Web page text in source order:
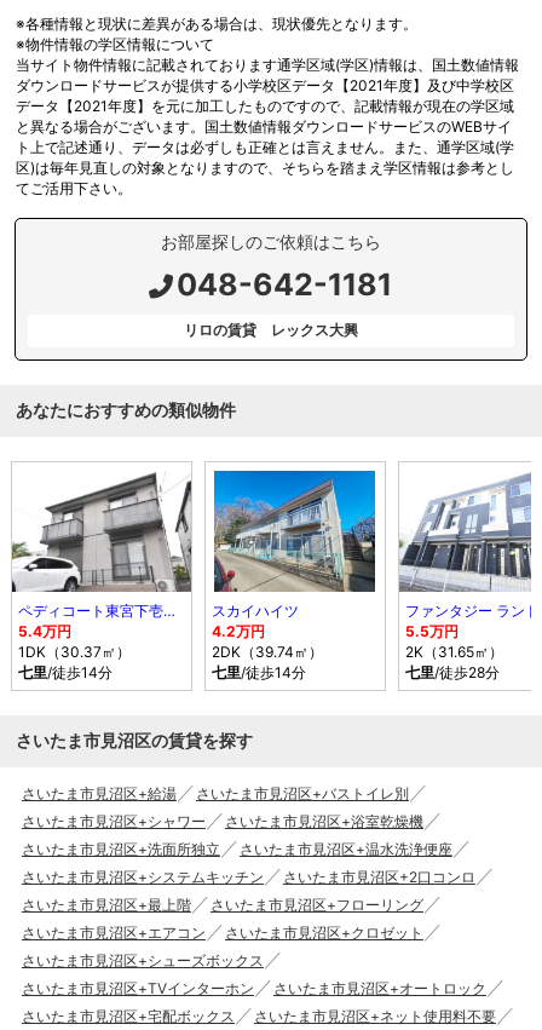
※各種情報と現状に差異がある場合は、現状優先となります。
※物件情報の学区情報について
当サイト物件情報に記載されております通学区域(学区)情報は、国土数値情報
ダウンロードサービスが提供する小学校区データ【2021年度】及び中学校区
データ【2021年度】を元に加工したものですので、記載情報が現在の学区域
と異なる場合がございます。国土数値情報ダウンロードサービスのWEBサイ
ト上で記述通り、データは必ずしも正確とは言えません。また、通学区域(学
区)は毎年見直しの対象となりますので、そちらを踏まえ学区情報は参考とし
てご活用下さい。
お部屋探しのご依頼はこちら
048-642-1181
リロの賃貸 レックス大興
あなたにおすすめの類似物件
ペディコート東宮下壱番館
5.4万円
1DK（30.37㎡）
七里/徒歩14分
スカイハイツ
4.2万円
2DK（39.74㎡）
七里/徒歩14分
ファンタジー ランド
5.5万円
2K（31.65㎡）
七里/徒歩28分
さいたま市見沼区の賃貸を探す
さいたま市見沼区+給湯
さいたま市見沼区+バストイレ別
さいたま市見沼区+シャワー
さいたま市見沼区+浴室乾燥機
さいたま市見沼区+洗面所独立
さいたま市見沼区+温水洗浄便座
さいたま市見沼区+システムキッチン
さいたま市見沼区+2口コンロ
さいたま市見沼区+最上階
さいたま市見沼区+フローリング
さいたま市見沼区+エアコン
さいたま市見沼区+クロゼット
さいたま市見沼区+シューズボックス
さいたま市見沼区+TVインターホン
さいたま市見沼区+オートロック
さいたま市見沼区+宅配ボックス
さいたま市見沼区+ネット使用料不要